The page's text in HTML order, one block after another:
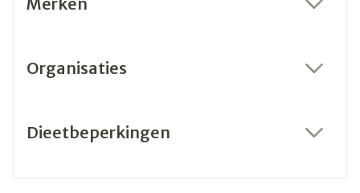
Organisaties
Dieetbeperkingen